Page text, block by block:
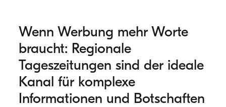
Wenn Werbung mehr Worte
braucht: Regionale
Tageszeitungen sind der ideale
Kanal für komplexe
Informationen und Botschaften